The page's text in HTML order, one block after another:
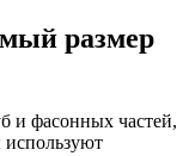
размер
и фасонных частей,
используют